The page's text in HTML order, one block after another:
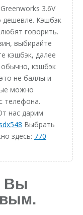
3.6V
дешевле. Кэшбэк
говорить.
выбирайте
кэшбэк, далее
обычно, кэшбэк
не баллы и
можно
телефона.
нас дарим
Выбрать
здесь: 770
Вы